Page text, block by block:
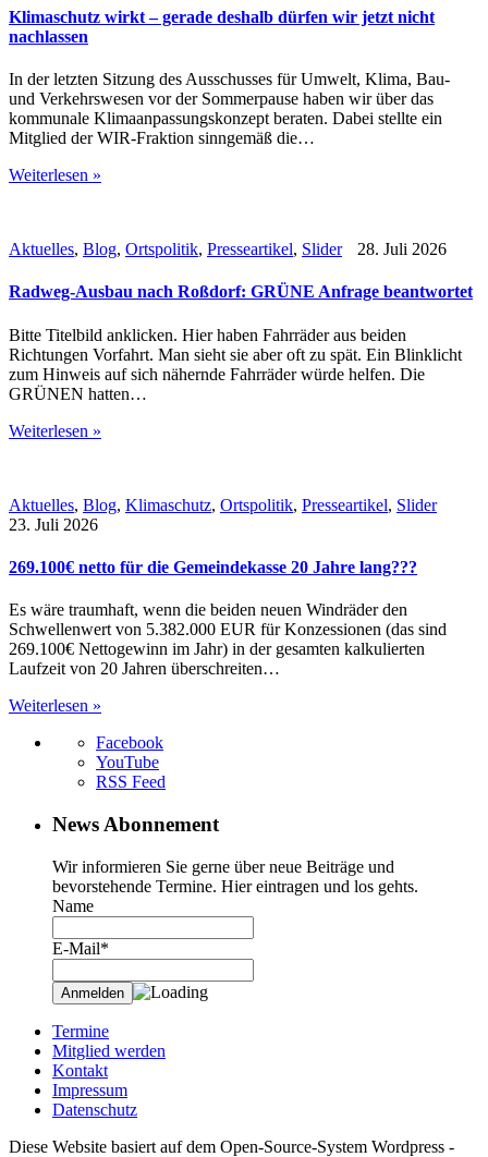
Klimaschutz wirkt – gerade deshalb dürfen wir jetzt nicht
nachlassen
In der letzten Sitzung des Ausschusses für Umwelt, Klima, Bau-
und Verkehrswesen vor der Sommerpause haben wir über das
kommunale Klimaanpassungskonzept beraten. Dabei stellte ein
Mitglied der WIR-Fraktion sinngemäß die…
Weiterlesen »
Aktuelles, Blog, Ortspolitik, Presseartikel, Slider 28. Juli 2026
Radweg-Ausbau nach Roßdorf: GRÜNE Anfrage beantwortet
Bitte Titelbild anklicken. Hier haben Fahrräder aus beiden
Richtungen Vorfahrt. Man sieht sie aber oft zu spät. Ein Blinklicht
zum Hinweis auf sich nähernde Fahrräder würde helfen. Die
GRÜNEN hatten…
Weiterlesen »
Aktuelles, Blog, Klimaschutz, Ortspolitik, Presseartikel, Slider
23. Juli 2026
269.100€ netto für die Gemeindekasse 20 Jahre lang???
Es wäre traumhaft, wenn die beiden neuen Windräder den
Schwellenwert von 5.382.000 EUR für Konzessionen (das sind
269.100€ Nettogewinn im Jahr) in der gesamten kalkulierten
Laufzeit von 20 Jahren überschreiten…
Weiterlesen »
Facebook
YouTube
RSS Feed
News Abonnement
Wir informieren Sie gerne über neue Beiträge und
bevorstehende Termine. Hier eintragen und los gehts.
Name
E-Mail*
Termine
Mitglied werden
Kontakt
Impressum
Datenschutz
Diese Website basiert auf dem Open-Source-System Wordpress -